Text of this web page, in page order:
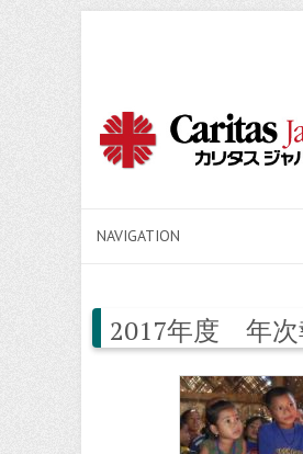
2017年度 年次